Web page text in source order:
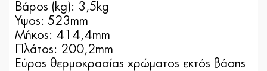
Βάρος (kg): 3,5kg
Ύψος: 523mm
Μήκος: 414,4mm
Πλάτος: 200,2mm
Εύρος θερμοκρασίας χρώματος εκτός βάσης